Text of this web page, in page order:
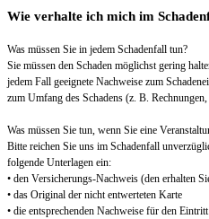
Wie verhalte ich mich im
Was müssen Sie in jedem Schadenfall tun?
Sie müssen den Schaden möglichst gering
jedem Fall geeignete Nachweise zum
zum Umfang des Schadens (z. B. Rechnungen,
Was müssen Sie tun, wenn Sie eine
Bitte reichen Sie uns im Schadenfall
folgende Unterlagen ein:
• den Versicherungs-Nachweis (den erhalten
• das Original der nicht entwerteten Karte
• die entsprechenden Nachweise für den